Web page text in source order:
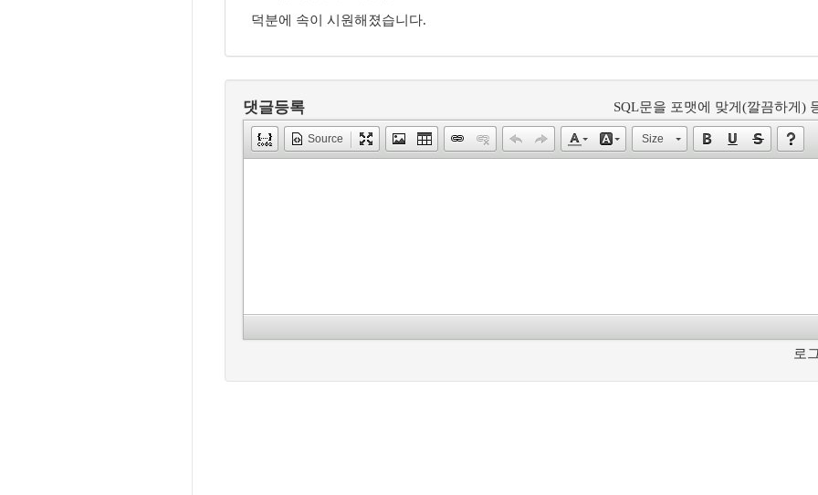
덕분에 속이 시원해졌습니다.
댓글등록 SQL문을 포맷에 맞게(깔끔하게)
Source Size
로